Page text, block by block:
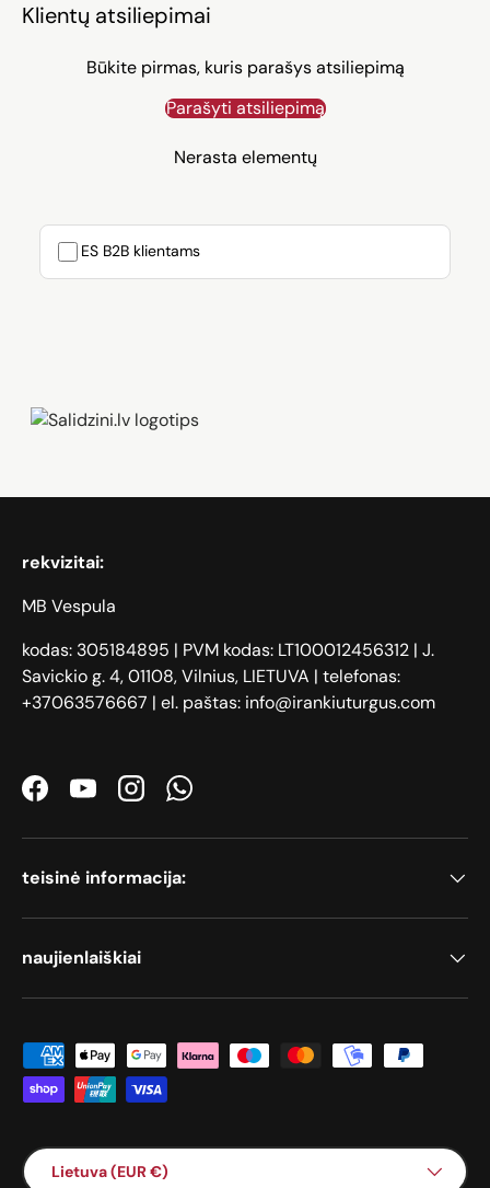
Klientų atsiliepimai
Būkite pirmas, kuris parašys atsiliepimą
Parašyti atsiliepimą
Nerasta elementų
ES B2B klientams
Zāģi, iPhone, Dyson, Mobilie
rekvizitai:
MB Vespula
kodas: 305184895 | PVM kodas: LT100012456312 | J.
Savickio g. 4, 01108, Vilnius, LIETUVA | telefonas:
+37063576667 | el. paštas: info@irankiuturgus.com
FacebookYouTubeInstagramWhatsApp
teisinė informacija:
naujienlaiškiai
Priimami mokėjimo būdai
Šalis / Regionas
Lietuva (EUR €)